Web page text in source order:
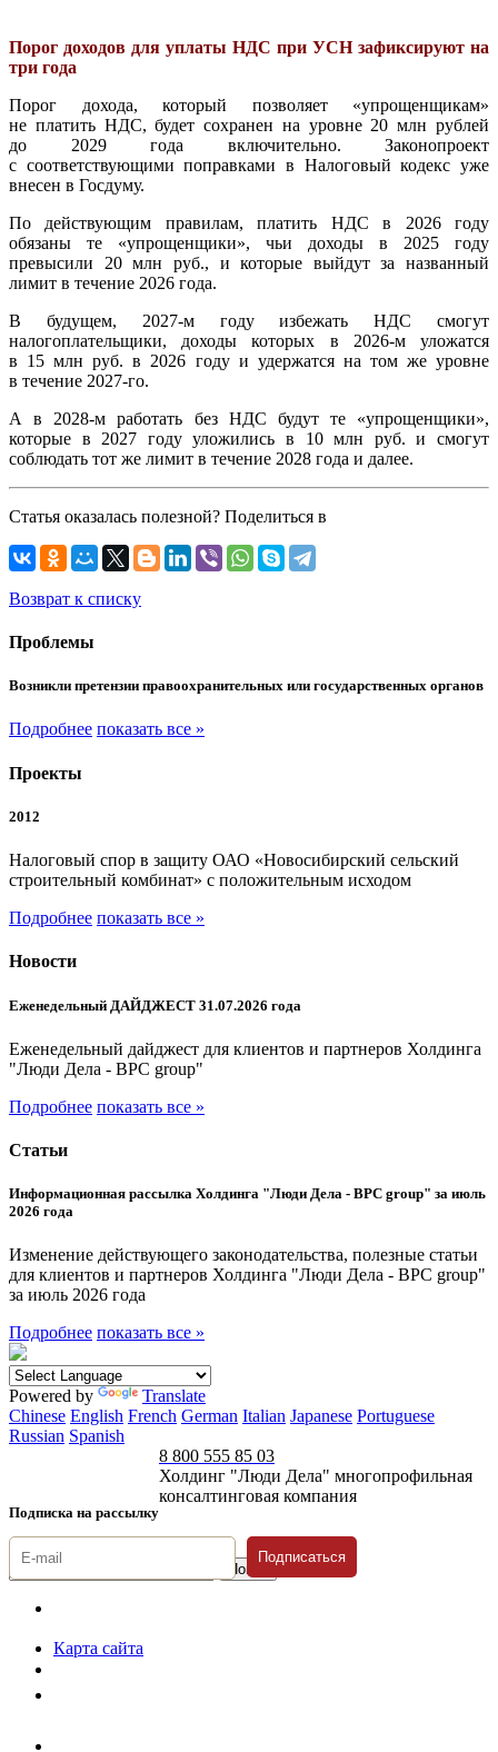
Порог доходов для уплаты НДС при УСН зафиксируют на
три года
Порог дохода, который позволяет «упрощенщикам»
не платить НДС, будет сохранен на уровне 20 млн рублей
до 2029 года включительно. Законопроект
с соответствующими поправками в Налоговый кодекс уже
внесен в Госдуму.
По действующим правилам, платить НДС в 2026 году
обязаны те «упрощенщики», чьи доходы в 2025 году
превысили 20 млн руб., и которые выйдут за названный
лимит в течение 2026 года.
В будущем, 2027-м году избежать НДС смогут
налогоплательщики, доходы которых в 2026-м уложатся
в 15 млн руб. в 2026 году и удержатся на том же уровне
в течение 2027-го.
А в 2028-м работать без НДС будут те «упрощенщики»,
которые в 2027 году уложились в 10 млн руб. и смогут
соблюдать тот же лимит в течение 2028 года и далее.
Статья оказалась полезной? Поделиться в
Возврат к списку
Проблемы
Возникли претензии правоохранительных или государственных органов
Подробнее показать все »
Проекты
2012
Налоговый спор в защиту ОАО «Новосибирский сельский
строительный комбинат» с положительным исходом
Подробнее показать все »
Новости
Еженедельный ДАЙДЖЕСТ 31.07.2026 года
Еженедельный дайджест для клиентов и партнеров Холдинга
"Люди Дела - BPC group"
Подробнее показать все »
Статьи
Информационная рассылка Холдинга "Люди Дела - BPC group" за июль
2026 года
Изменение действующего законодательства, полезные статьи
для клиентов и партнеров Холдинга "Люди Дела - BPC group"
за июль 2026 года
Подробнее показать все »
Powered by
Translate
Chinese English French German Italian Japanese Portuguese
Russian Spanish
Подписка на рассылку
8 800 555 85 03
Холдинг "Люди Дела" многопрофильная
консалтинговая компания
Подписаться
Карта сайта